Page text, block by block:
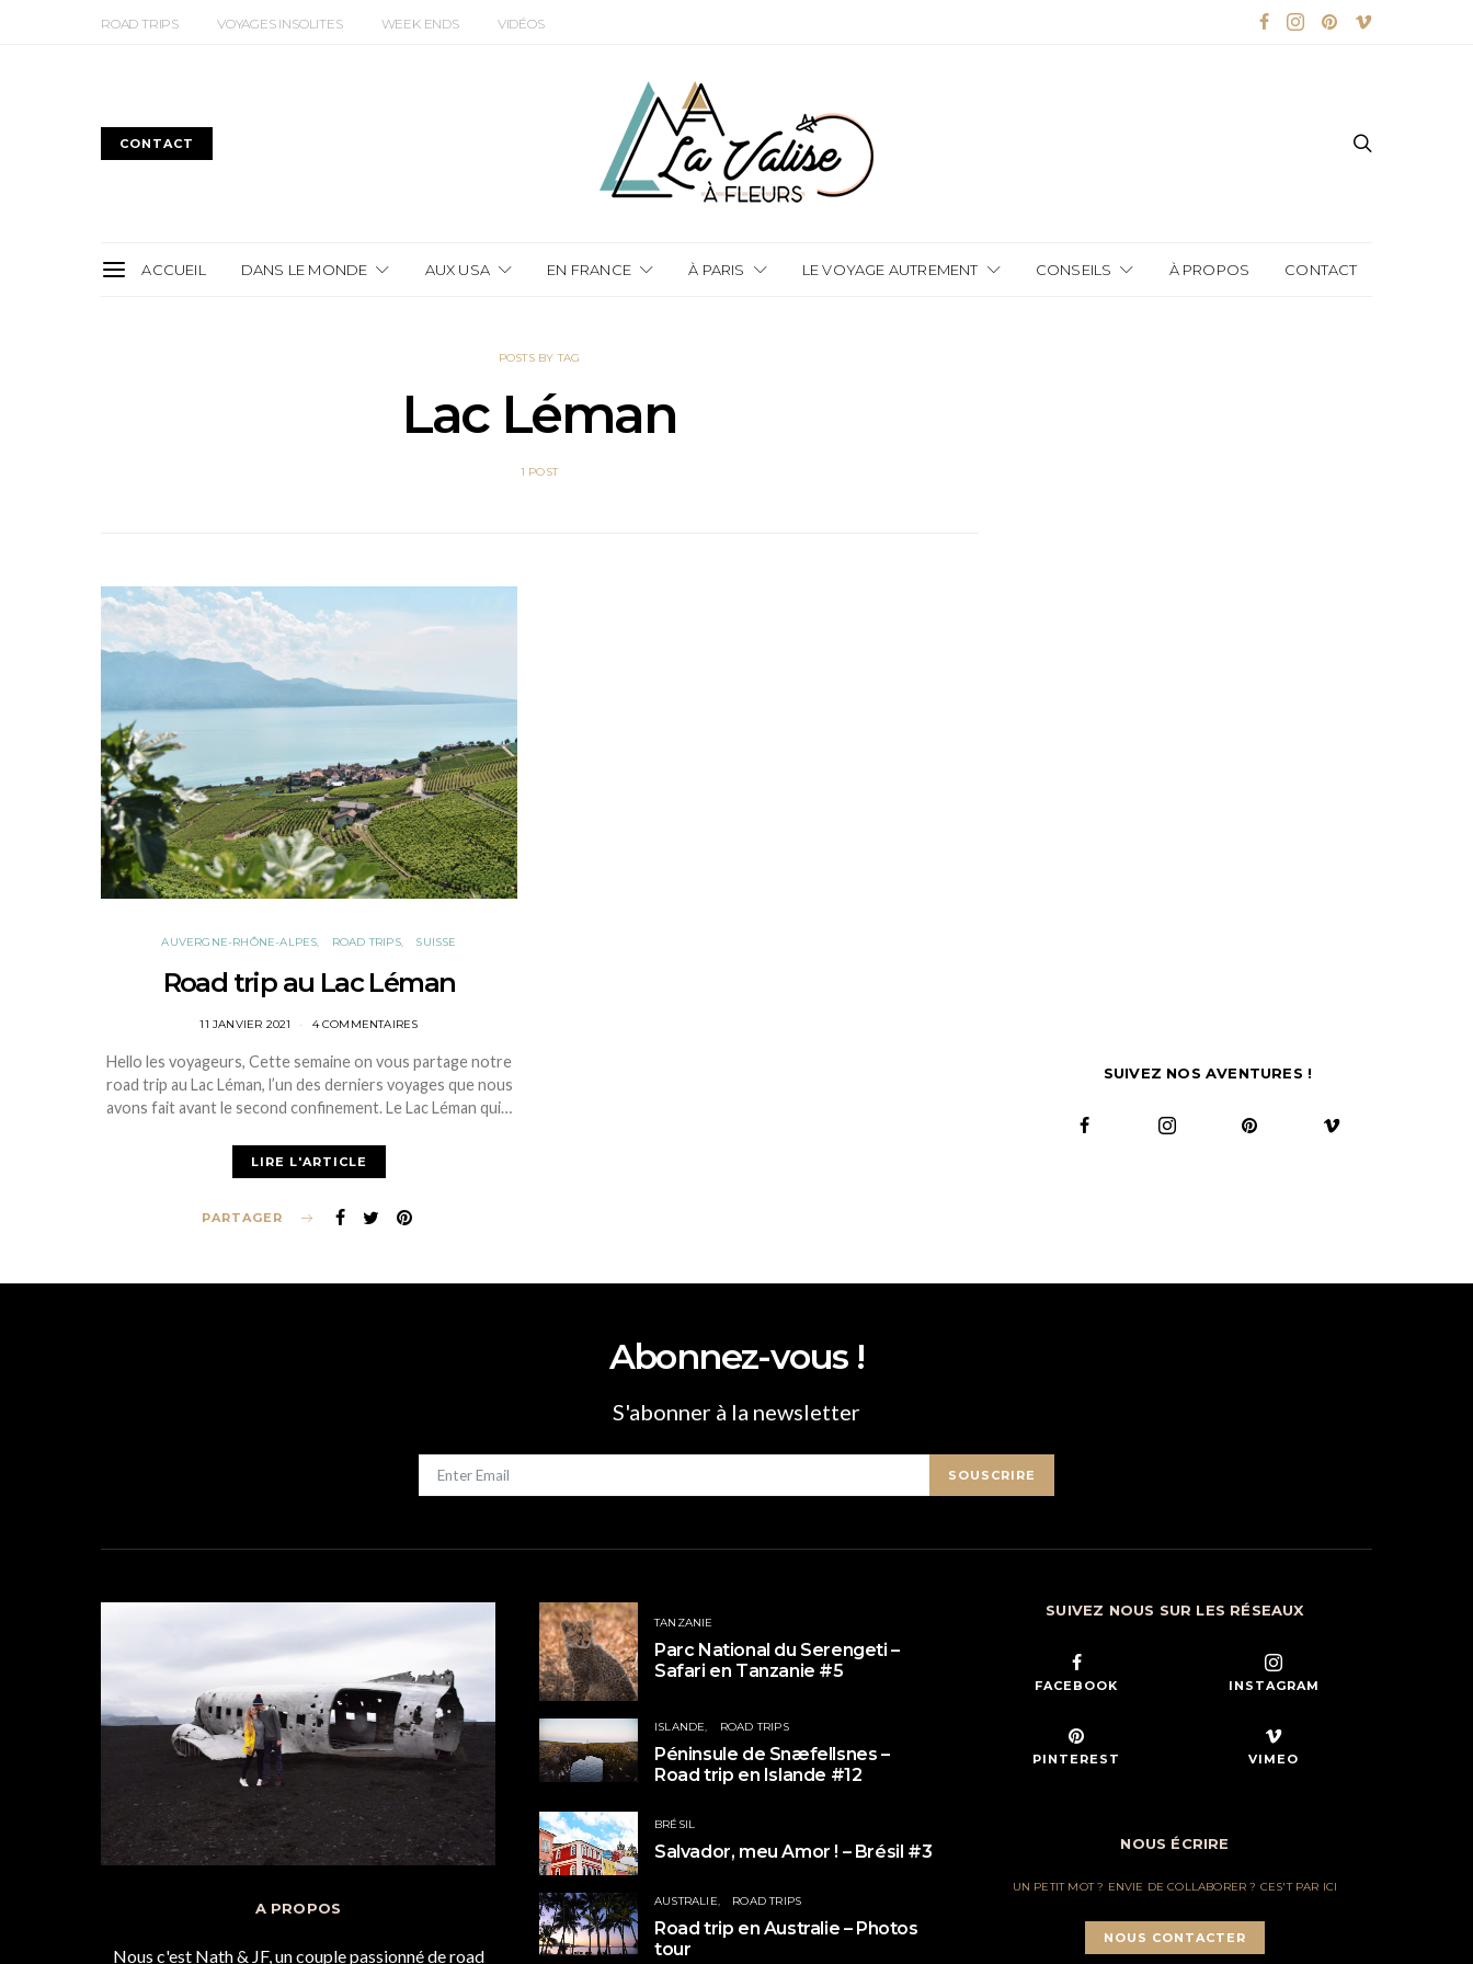
ROAD TRIPS VOYAGES INSOLITES WEEK ENDS VIDÉOS
CONTACT
ACCUEIL DANS LE MONDE AUX USA EN FRANCE À PARIS LE VOYAGE AUTREMENT CONSEILS À PROPOS CONTACT
POSTS BY TAG
Lac Léman
1 POST
AUVERGNE-RHÔNE-ALPES ROAD TRIPS SUISSE
Road trip au Lac Léman
POSTED
11 JANVIER 2021 4 COMMENTAIRES
Hello les voyageurs, Cette semaine on vous partage notre
road trip au Lac Léman, l’un des derniers voyages que nous
avons fait avant le second confinement. Le Lac Léman qui…
LIRE L'ARTICLE
PARTAGER
SUIVEZ NOS AVENTURES !
Abonnez-vous !
S'abonner à la newsletter
SOUSCRIRE
A PROPOS
Nous c'est Nath & JF, un couple passionné de road
TANZANIE
Parc National du Serengeti –
Safari en Tanzanie #5
ISLANDE ROAD TRIPS
Péninsule de Snæfellsnes –
Road trip en Islande #12
BRÉSIL
Salvador, meu Amor ! – Brésil #3
AUSTRALIE ROAD TRIPS
Road trip en Australie – Photos
tour
SUIVEZ NOUS SUR LES RÉSEAUX
FACEBOOK INSTAGRAM
PINTEREST VIMEO
NOUS ÉCRIRE
UN PETIT MOT ? ENVIE DE COLLABORER ? CES'T PAR ICI
NOUS CONTACTER